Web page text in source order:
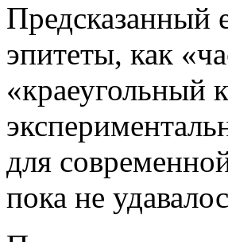
Предсказанный
эпитеты, как
«краеугольный
для
пока не